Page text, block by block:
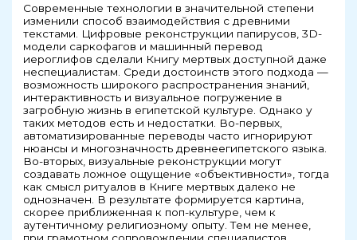
Современные технологии в значительной степени
изменили способ взаимодействия с древними
текстами. Цифровые реконструкции папирусов, 3D-
модели саркофагов и машинный перевод
иероглифов сделали Книгу мертвых доступной даже
неспециалистам. Среди достоинств этого подхода —
возможность широкого распространения знаний,
интерактивность и визуальное погружение в
загробную жизнь в египетской культуре. Однако у
таких методов есть и недостатки. Во-первых,
автоматизированные переводы часто игнорируют
нюансы и многозначность древнеегипетского языка.
Во-вторых, визуальные реконструкции могут
создавать ложное ощущение «объективности», тогда
как смысл ритуалов в Книге мертвых далеко не
однозначен. В результате формируется картина,
скорее приближенная к поп-культуре, чем к
аутентичному религиозному опыту. Тем не менее,
при грамотном сопровождении специалистов,